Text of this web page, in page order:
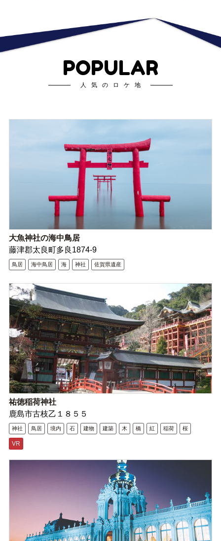
POPULAR
人気のロケ地
大魚神社の海中鳥居
藤津郡太良町多良1874-9
鳥居 海中鳥居 海 神社 佐賀県遺産
祐徳稲荷神社
鹿島市古枝乙１８５５
神社 鳥居 境内 石 建物 建築 木 橋 紅 稲荷 桜
VR